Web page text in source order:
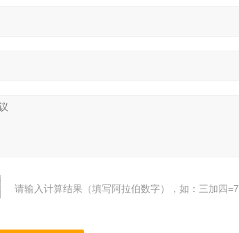
请输入计算结果（填写阿拉伯数字），如：三加四=7